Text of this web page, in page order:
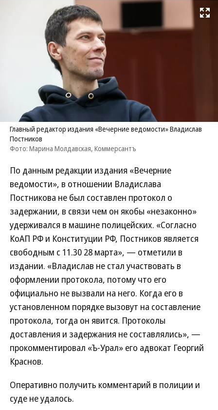
Развернуть
Главный редактор издания «Вечерние ведомости» Владислав
Постников
Фото: Марина Молдавская, Коммерсантъ
По данным редакции издания «Вечерние
ведомости», в отношении Владислава
Постникова не был составлен протокол о
задержании, в связи чем он якобы «незаконно»
удерживался в машине полицейских. «Согласно
КоАП РФ и Конституции РФ, Постников является
свободным с 11.30 28 марта», — отметили в
издании. «Владислав не стал участвовать в
оформлении протокола, потому что его
официально не вызвали на него. Когда его в
установленном порядке вызовут на составление
протокола, тогда он явится. Протоколы
доставления и задержания не составлялись», —
прокомментировал «Ъ-Урал» его адвокат Георгий
Краснов.
Оперативно получить комментарий в полиции и
суде не удалось.